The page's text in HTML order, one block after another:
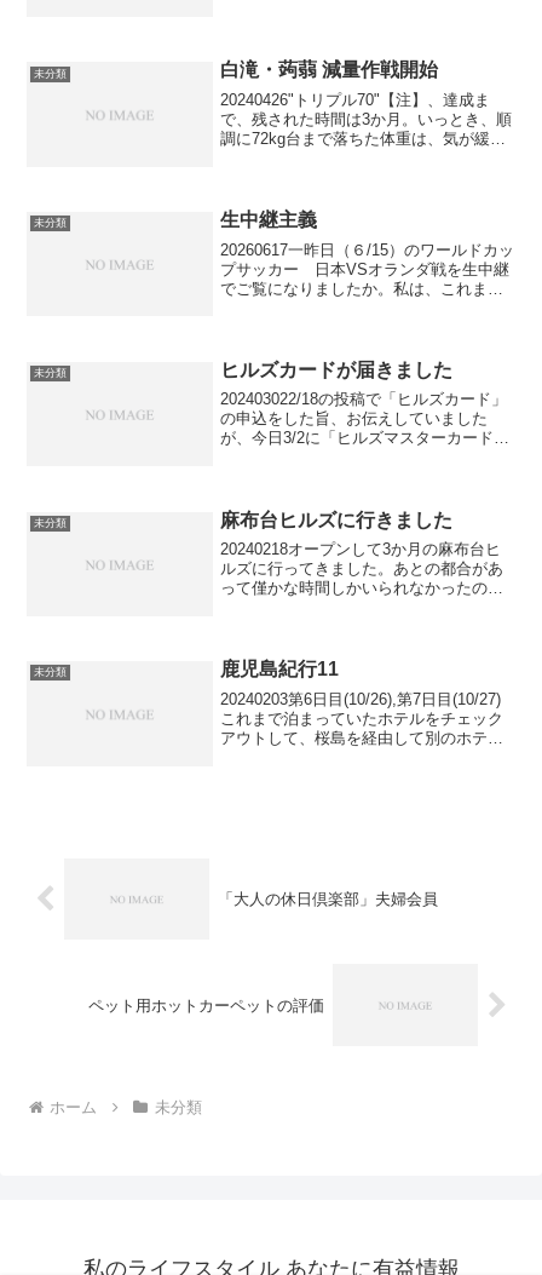
のこと...
未分類 白滝・蒟蒻 減量作戦開始
20240426"トリプル70"【注】、達成ま
で、残された時間は3か月。いっとき、順
調に72kg台まで落ちた体重は、気が緩ん
滝...
未分類 生中継主義
20260617一昨日（６/15）のワールドカッ
プサッカー 日本VSオランダ戦を生中継
でご覧になりましたか。私は、これまで
1度のワ...
未分類 ヒルズカードが届きました
202403022/18の投稿で「ヒルズカード」
の申込をした旨、お伝えしていました
が、今日3/2に「ヒルズマスターカード」
未分類 麻布台ヒルズに行きました
20240218オープンして3か月の麻布台ヒ
ルズに行ってきました。あとの都合があ
って僅かな時間しかいられなかったので
凄いことになって...
未分類 鹿児島紀行11
20240203第6日目(10/26),第7日目(10/27)
これまで泊まっていたホテルをチェック
アウトして、桜島を経由して別のホテル
「大人の休日倶楽部」夫婦会員
ペット用ホットカーペットの評価
ホーム 未分類
私のライフスタイル あなたに有益情報